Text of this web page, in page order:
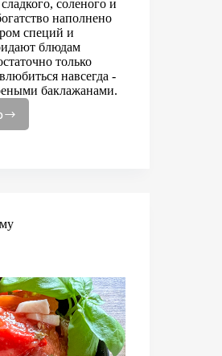
соленого и
наполнено
специй и
блюдам
только
навсегда -
баклажанами.